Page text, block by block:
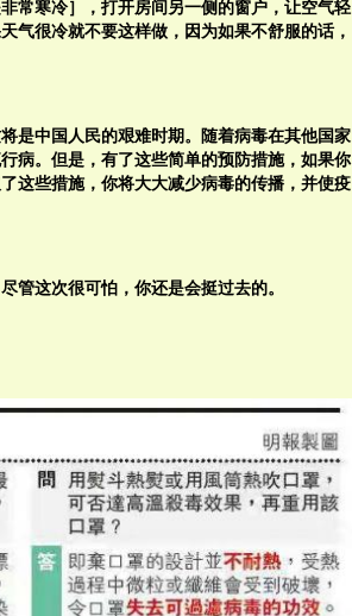
常寒冷］，打开房间另一侧的窗户，让空气轻
气很冷就不要这样做，因为如果不舒服的话，
是中国人民的艰难时期。随着病毒在其他国家
病。但是，有了这些简单的预防措施，如果你
这些措施，你将大大减少病毒的传播，并使疫
管这次很可怕，你还是会挺过去的。